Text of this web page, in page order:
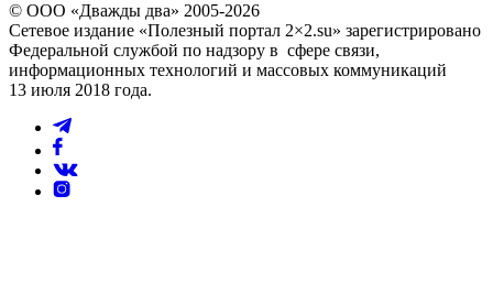
© ООО «Дважды два» 2005-2026
Сетевое издание «Полезный портал 2×2.su» зарегистрировано
Федеральной службой по надзору в сфере связи,
информационных технологий и массовых коммуникаций
13 июля 2018 года.